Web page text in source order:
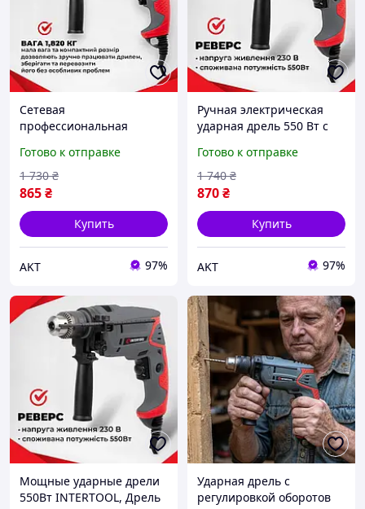
Сетевая
профессиональная
0107 500вт с плавной
регулировкой, Дрель для
дома
Готово к отправке
865₴
1 730 ₴
Купить
AKT 97%
Ручная электрическая
ударная дрель 550 Вт с
Компактная бытовая
дрель с ручкой
Готово к отправке
870₴
1 740 ₴
Купить
AKT 97%
Мощные ударные дрели
550Вт INTERTOOL, Дрель
Ударная дрель с
регулировкой оборотов